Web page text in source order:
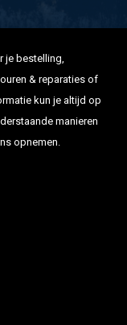
je bestelling,
& reparaties of
kun je altijd op
manieren
opnemen.